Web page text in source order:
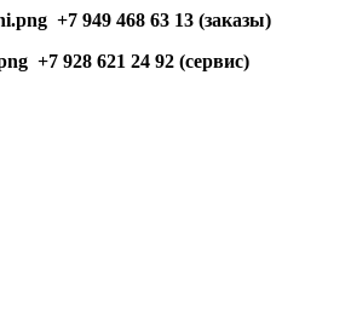
+7 949 468 63 13 (заказы)
+7 928 621 24 92 (сервис)